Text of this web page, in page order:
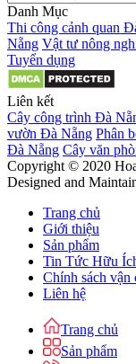
Danh Mục
Thi công cảnh quan
Nẵng Vật tư nông
Tuyển dụng
Liên kết
Cây công trình Đà
vườn Đà Nẵng Phân
Đà Nẵng Cây văn
Copyright © 2020
Designed and
Trang chủ
Giới thiệu
Sản phẩm
Tin Tức Hữu
Chính sách vận
Liên hệ
Trang chủ
Sản phẩm